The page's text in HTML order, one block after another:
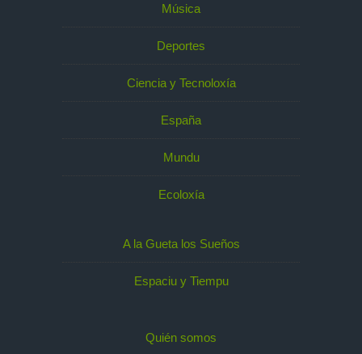
Música
Deportes
Ciencia y Tecnoloxía
España
Mundu
Ecoloxía
A la Gueta los Sueños
Espaciu y Tiempu
Quién somos